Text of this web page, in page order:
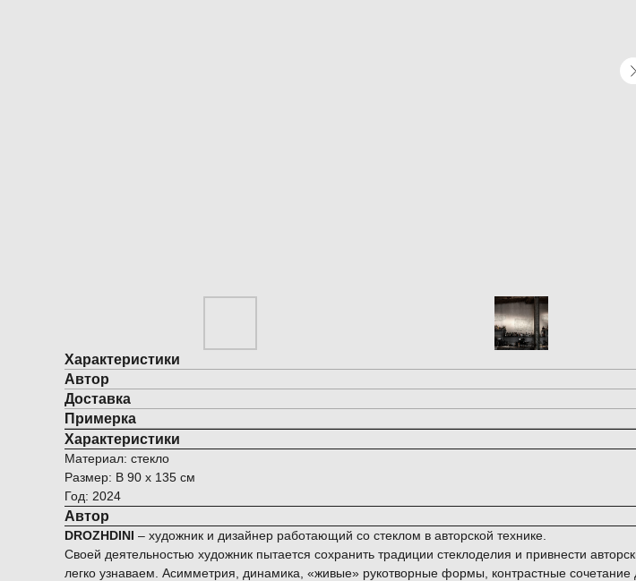
Характеристики
Автор
Доставка
Примерка
Характеристики
Материал: стекло
Размер: В 90 x 135 см
Год: 2024
Автор
DROZHDINI – художник и дизайнер работающий со стеклом в авторской технике.
Своей деятельностью художник пытается сохранить традиции стеклоделия и привнести
легко узнаваем. Асимметрия, динамика, «живые» рукотворные формы, контрастные